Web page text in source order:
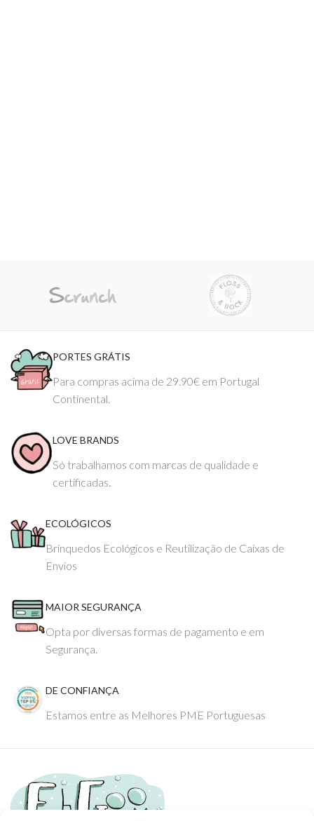
PORTES GRÁTIS
Para compras acima de 29.90€ em Portugal
Continental.
LOVE BRANDS
Só trabalhamos com marcas de qualidade e
certificadas.
ECOLÓGICOS
Brinquedos Ecológicos e Reutilização de Caixas de
Envios
MAIOR SEGURANÇA
Opta por diversas formas de pagamento e em
Segurança.
DE CONFIANÇA
Estamos entre as Melhores PME Portuguesas